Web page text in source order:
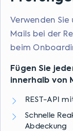
Verwenden Sie
Mails bei der
beim
Fügen Sie
innerhalb von
REST-API
Schnelle
Abdeckung